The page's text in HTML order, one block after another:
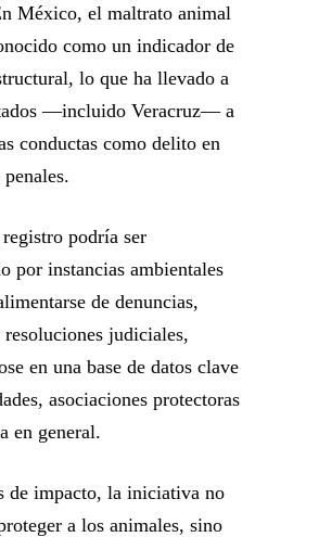
México, el maltrato animal
como un indicador de
lo que ha llevado a
—incluido Veracruz— a
conductas como delito en
podría ser
por instancias ambientales
de denuncias,
resoluciones judiciales,
en una base de datos clave
asociaciones protectoras
en general.
de impacto, la iniciativa no
a los animales, sino